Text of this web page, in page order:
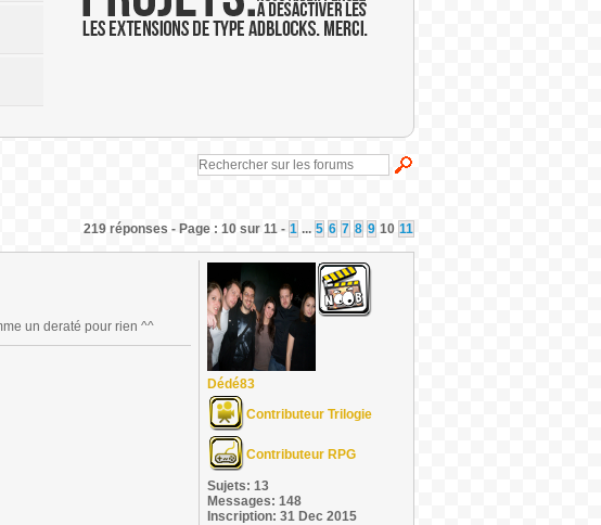
219 réponses - Page : 10 sur 11 - 1 ... 5 6 7 8 9 10 11
un deraté pour rien ^^
Dédé83
Contributeur Trilogie
Contributeur RPG
Sujets: 13
Messages: 148
Inscription: 31 Dec 2015